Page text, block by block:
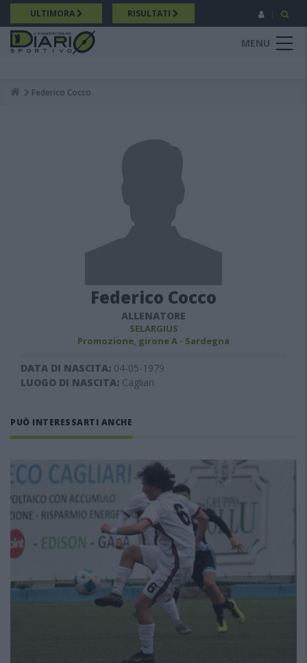
Salta
al
contenuto
principale
ULTIMORA RISULTATI
MENU
Breadcrumb
Federico Cocco
Federico Cocco
ALLENATORE
SELARGIUS
Promozione, girone A - Sardegna
DATA DI NASCITA: 04-05-1979
LUOGO DI NASCITA: Cagliari
PUÒ INTERESSARTI ANCHE